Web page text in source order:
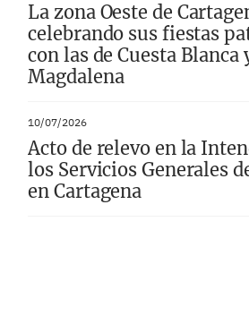
La zona Oeste de
celebrando sus fiestas
con las de Cuesta Blanca
Magdalena
10/07/2026
Acto de relevo en la
los Servicios Generales
en Cartagena